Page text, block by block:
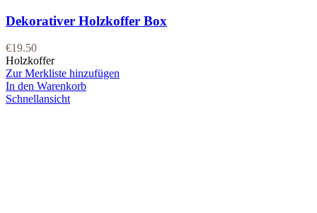
Dekorativer Holzkoffer Box
€19.50
Holzkoffer
Zur Merkliste hinzufügen
In den Warenkorb
Schnellansicht